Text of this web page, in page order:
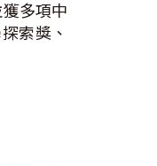
多項中
索獎、